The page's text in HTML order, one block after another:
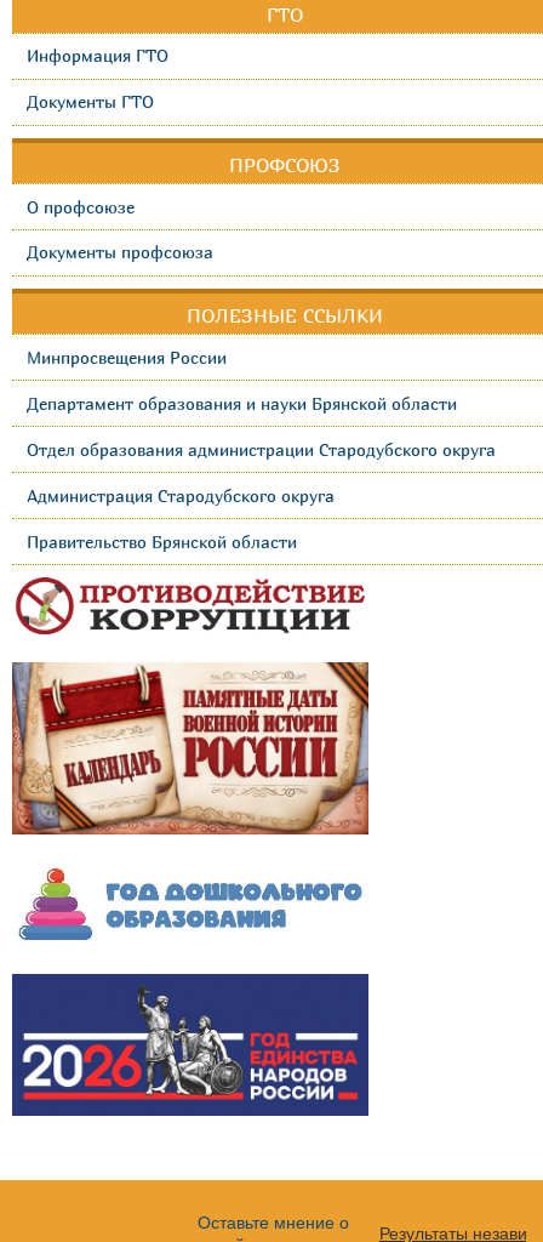
ГТО
Информация ГТО
Документы ГТО
ПРОФСОЮЗ
О профсоюзе
Документы профсоюза
ПОЛЕЗНЫЕ ССЫЛКИ
Минпросвещения России
Департамент образования и науки Брянской области
Отдел образования администрации Стародубского округа
Администрация Стародубского округа
Правительство Брянской области
Оставьте мнение о
Результаты